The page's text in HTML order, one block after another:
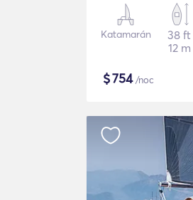
Katamarán
38 ft
12 m
$754/noc